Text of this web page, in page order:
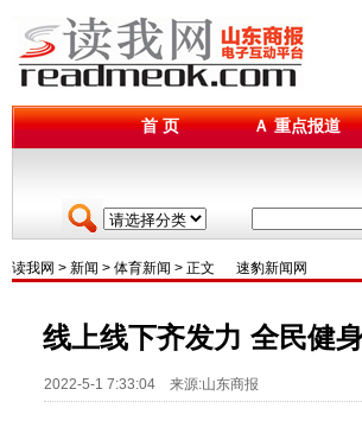
首 页 Ａ 重点报道
读我网 > 新闻 > 体育新闻 > 正文 速豹新闻网
线上线下齐发力 全民健
2022-5-1 7:33:04 来源:山东商报